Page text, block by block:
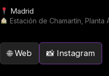
Madrid
Estación de Chamartín,
Web Instagram